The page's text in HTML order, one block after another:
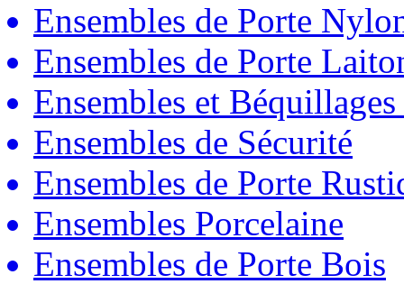
Ensembles de Porte
Ensembles de Porte
Ensembles et
Ensembles de Sécurité
Ensembles de Porte
Ensembles Porcelaine
Ensembles de Porte Bois